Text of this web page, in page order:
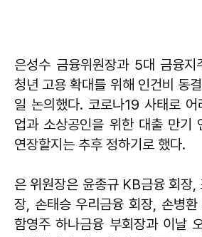
은성수 금융위원장과 5대 금융지
청년 고용 확대를 위해 인건비 동
일 논의했다. 코로나19 사태로 어
업과 소상공인을 위한 대출 만기
연장할지는 추후 정하기로 했다.
은 위원장은 윤종규 KB금융 회장,
장, 손태승 우리금융 회장, 손병
함영주 하나금융 부회장과 이날